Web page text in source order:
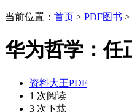
当前位置： 首页 > PDF图书 >
华为哲学：任
资料大王PDF
1 次阅读
3 次下载